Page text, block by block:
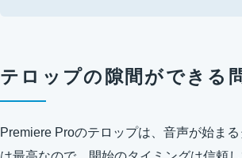
テロップの隙間ができる
Premiere Proのテロップは、音声が始ま